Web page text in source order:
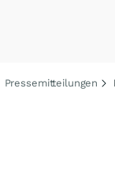
Pressemitteilungen